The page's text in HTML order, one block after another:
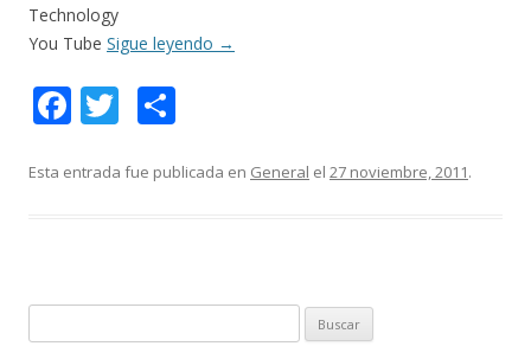
Technology
You Tube Sigue leyendo →
F
e
o
k
T
itt m
ti
r
Esta entrada fue publicada en General el 27 noviembre, 2011.
u